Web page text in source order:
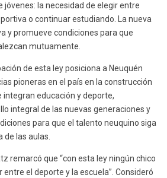
jóvenes: la necesidad de elegir entre
o continuar estudiando. La nueva
y promueve condiciones para que
mutuamente.
de esta ley posiciona a Neuquén
pioneras en el país en la construcción
integran educación y deporte,
integral de las nuevas generaciones y
para que el talento neuquino siga
las aulas.
remarcó que “con esta ley ningún chico
el deporte y la escuela”. Consideró